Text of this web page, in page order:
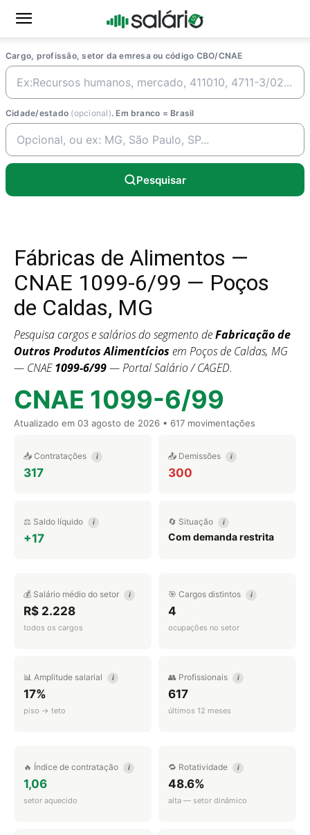
Cargo, profissão, setor da emresa ou código CBO/CNAE
Cidade/estado (opcional). Em branco = Brasil
Pesquisar
Fábricas de Alimentos —
CNAE 1099-6/99 — Poços
de Caldas, MG
Pesquisa cargos e salários do segmento deFabricação de
Outros Produtos Alimentícios em Poços de Caldas, MG
— CNAE1099-6/99— Portal Salário / CAGED.
CNAE 1099-6/99
Atualizado em 03 agosto de 2026 • 617 movimentações
📥 Contratações i
317
📤 Demissões i
300
⚖️ Saldo líquido i
+17
🔄 Situação i
Com demanda restrita
💰 Salário médio do setor i
R$ 2.228
todos os cargos
🎯 Cargos distintos i
4
ocupações no setor
📊 Amplitude salarial i
17%
piso → teto
👥 Profissionais i
617
últimos 12 meses
🔥 Índice de contratação i
1,06
setor aquecido
🔁 Rotatividade i
48.6%
alta — setor dinâmico